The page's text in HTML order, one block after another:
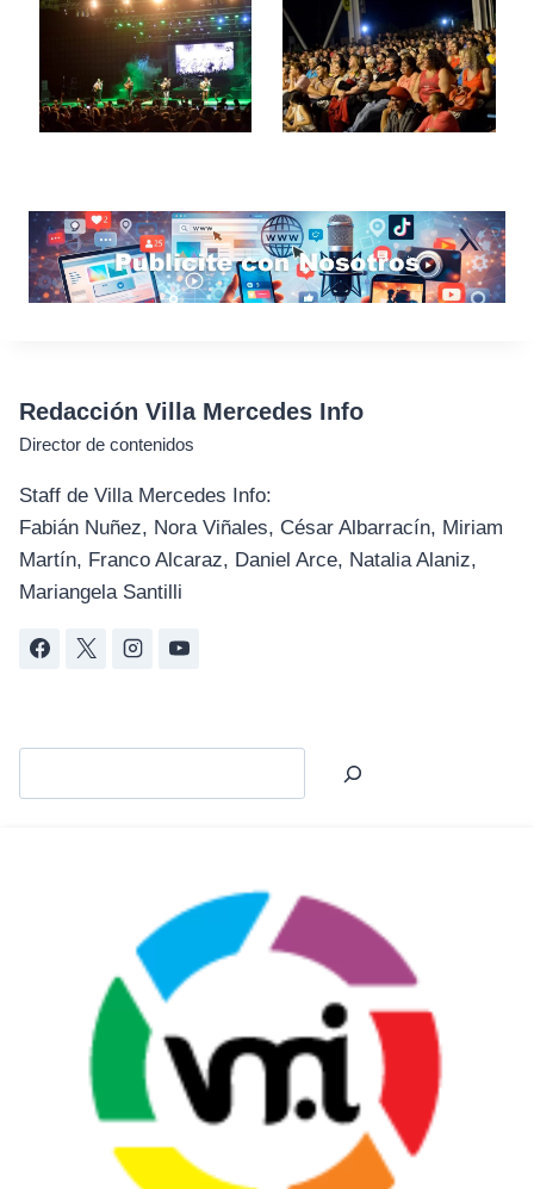
Redacción Villa Mercedes Info
Director de contenidos
Staff de Villa Mercedes Info:
Fabián Nuñez, Nora Viñales, César Albarracín, Miriam
Martín, Franco Alcaraz, Daniel Arce, Natalia Alaniz,
Mariangela Santilli